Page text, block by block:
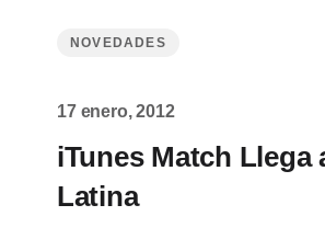
NOVEDADES
17 enero, 2012
iTunes Match Llega
Latina